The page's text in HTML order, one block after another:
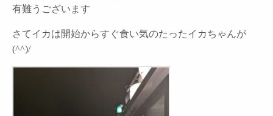
有難うございます
さてイカは開始からすぐ食い気のたったイカちゃんが
(^^)/